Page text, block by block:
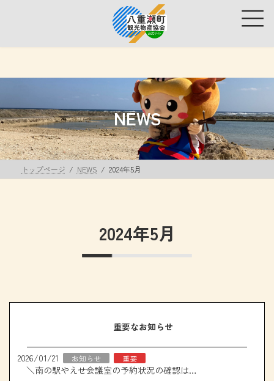
ス
プ
ン
動
NEWS
トップページ NEWS 2024年5月
2024年5月
重要なお知らせ
2026/01/21 お知らせ 重要
＼南の駅やえせ会議室の予約状況の確認はこちら！／